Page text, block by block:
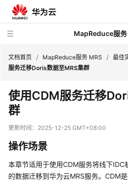
MapReduce服务
新
动
服
务
公
告
文档首页 / MapReduce服务 MRS / 最佳
服务迁移Doris数据至MRS集群
使用CDM服务迁移
群
更新时间： 2025-12-25 GMT+08:00
操作场景
本章节适用于使用CDM服务将线下IDC
的数据迁移到华为云MRS服务。CDM